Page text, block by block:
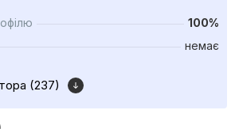
100%
немає
(237)